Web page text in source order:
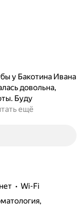
у Бакотина Ивана
довольна,
Буду
ещё
Wi-Fi